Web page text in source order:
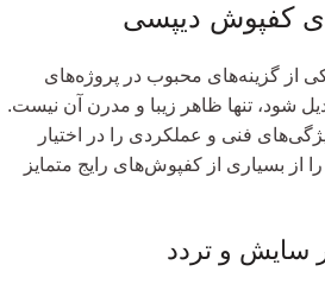
کفپوش دیپسی
از گزینه‌های محبوب در پروژه‌های
شود، تنها ظاهر زیبا و مدرن آن نیست.
فنی و عملکردی را در اختیار
از بسیاری از کفپوش‌های رایج متمایز
سایش و تردد